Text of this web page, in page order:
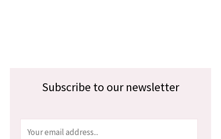
Subscribe to our newsletter